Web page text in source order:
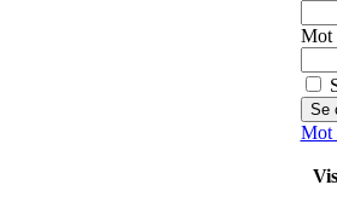
Mot
Mot